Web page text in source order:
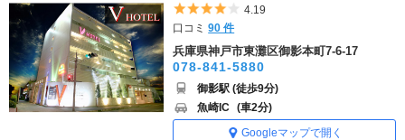
5つ星のうち4
4.19
口コミ90 件
兵庫県神戸市東灘区御影本町7-6-17
078-841-5880
御影駅 (徒歩9分)
魚崎IC (車2分)
Googleマップで開く